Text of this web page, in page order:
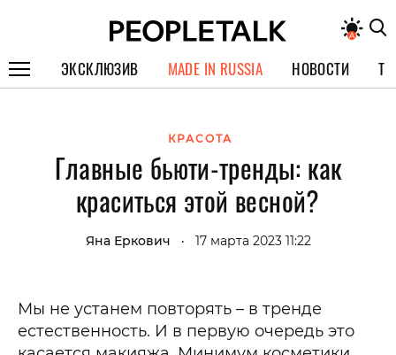
ЭКСКЛЮЗИВ
СПЕЦПРОЕКТЫ
ИНТЕРВЬЮ
ПОКОЛЕНИЕ
MADE IN RUSSIA НОВОСТИ
КРАСОТА
Главные бьюти-тренды: как
краситься этой весной?
Яна Еркович • 17 марта 2023 11:22
Мы не устанем повторять – в тренде
естественность. И в первую очередь это